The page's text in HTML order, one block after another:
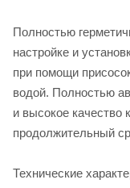
Полностью
настройке и
при помощи
водой. Полностью
и высокое качество
продолжительный
Технические